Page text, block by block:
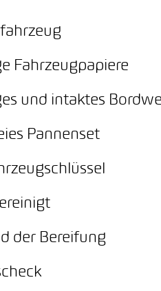
Fahrzeugpapiere
und intaktes
Pannenset
der Bereifung